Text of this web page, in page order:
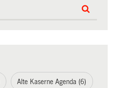
Alte Kaserne Agenda (6)